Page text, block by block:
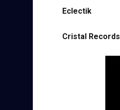
Eclectik
Cristal Records